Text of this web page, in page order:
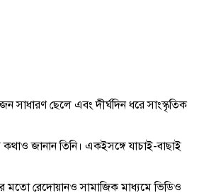
সাধারণ ছেলে এবং দীর্ঘদিন ধরে সাংস্কৃতিক
জানান তিনি। একইসঙ্গে যাচাই-বাছাই
মতো রেদোয়ানও সামাজিক মাধ্যমে ভিডিও